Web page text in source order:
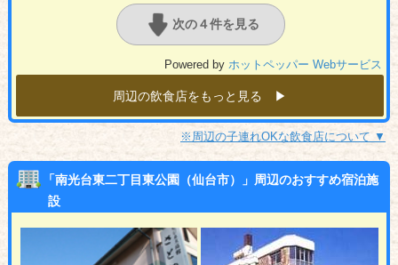
次の４件を見る
Powered byホットペッパー Webサービス
周辺の飲食店をもっと見る ▶︎
※周辺の子連れOKな飲食店について ▼
「南光台東二丁目東公園（仙台市）」周辺のおすすめ宿泊施
設